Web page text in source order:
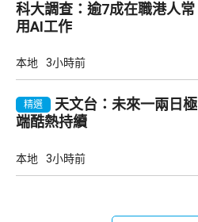
科大調查：逾7成在職港人常
用AI工作
本地 3小時前
精選
天文台：未來一兩日極
端酷熱持續
本地 3小時前